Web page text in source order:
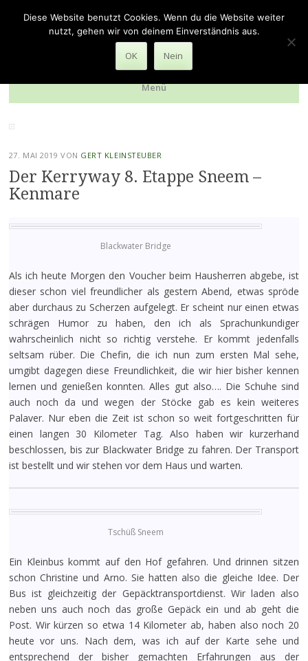
zu Fuss durch die Welt
Menü
Zum
springen
27. MAI 2019 VON GERT KLEINSTEUBER
Der Kerryway 8. Etappe Sneem –
Kenmare
Blackwater Bridge
Als ich heute Morgen den Voucher beim Hausherren abgebe, ist
dieser schon viel freundlicher als gestern Abend, etwas spröde
aber durchaus zu Scherzen aufgelegt. Er scheint nur einen etwas
schrägen Humor zu haben, den ich als Sprachunkundiger
wahrscheinlich nicht so richtig verstehe. Er kommt jedenfalls
seltsam rüber. Die Chefin, die ich nun zum ersten Mal sehe,
umgibt dagegen diese Freundlichkeit, die wir hier bisher kennen
lernen und genießen konnten. Alles gut also…. Die Schuhe sind
auch noch da und wegen der Stöcke gab es kein weiteres
Palaver. Nur eben die Zeit ist schon so weit fortgeschritten für
einen langen 30 Kilometer Tag. Also haben wir kurzerhand
beschlossen, bis zur Blackwater Bridge zu fahren. Der Transport
ist bestellt und wir stehen vor dem Haus und warten.
Tschüß Sneem
Ein Kleinbus kommt auf den Hof gefahren. Und drinnen sitzen
schon Christine und Arno. Sie hatten also die gleiche Idee. Der
Bus ist gleichzeitig der Gepäcktransportdienst. Wir laden also
neben uns auch noch das große Gepäck ein und ab geht die
Post. Wir kürzen so etwa 14 Kilometer ab, haben also noch 20
heute vor uns. Nach dem, was ich auf der Karte sehe und
entsprechend der bisher gemachten Erfahrungen aus der
Diese Website benutzt Cookies. Wenn du die Website weiter
nutzt, gehen wir von deinem Einverständnis aus.
OK Nein